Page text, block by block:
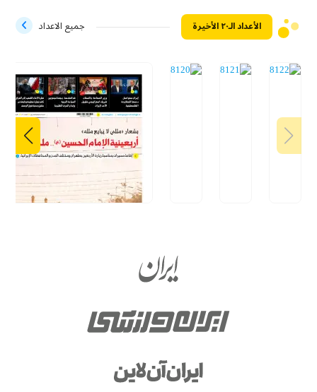
الأعداد الـ۲۰ الأخيرة جميع الاعداد